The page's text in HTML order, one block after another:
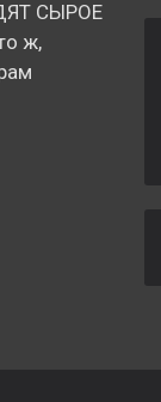
СЫРОЕ
ж,